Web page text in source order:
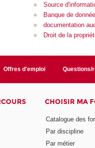
Source
Banque de
documentation
Droit de la
Offres d'emploi Questions/
CHOISIR MA
Catalogue des
Par discipline
Par métier